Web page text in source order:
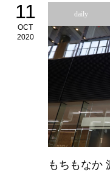
11
OCT
2020
daily
もちもなか